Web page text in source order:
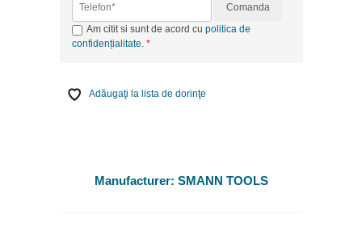
Comanda
Am citit si sunt de acord cu politica de
confidențialitate.
Adăugaţi la lista de dorinţe
Manufacturer: SMANN TOOLS